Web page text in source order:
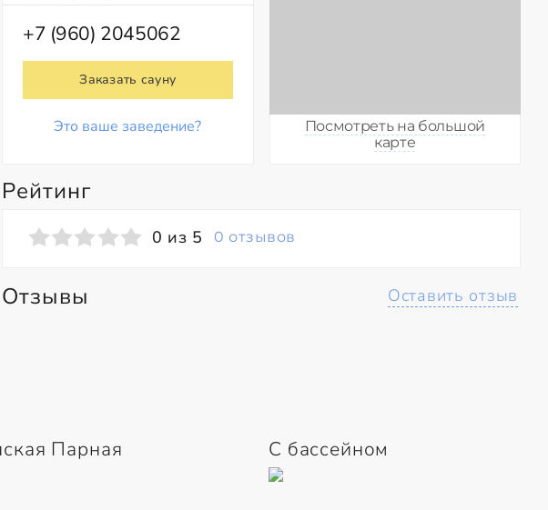
+7 (960) 2045062
Заказать сауну
Это ваше заведение?
Посмотреть на большой
карте
Рейтинг
0 из 5 0 отзывов
Отзывы Оставить отзыв
Парная С бассейном